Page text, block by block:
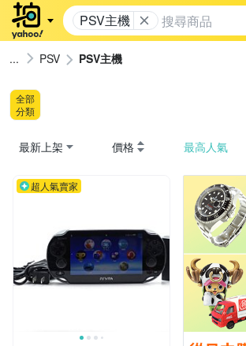
PSV主機
PSV PSV主機
全部
分類
最新上架 價格 最高人氣
超人氣賣家